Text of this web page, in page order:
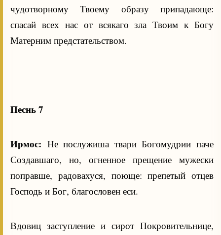
чудотворному Твоему образу припадающе:
спасай всех нас от всякаго зла Твоим к Богу
Матерним предстательством.
Песнь 7
Ирмос: Не послужиша твари Богомудрии паче
Создавшаго, но, огненное прещение мужески
поправше, радовахуся, поюще: препетый отцев
Господь и Бог, благословен еси.
Вдовиц заступление и сирот Покровительнице,